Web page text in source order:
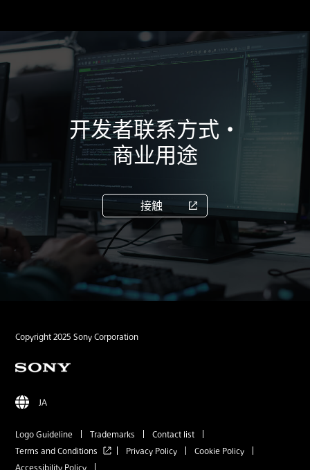
开发者联系方式・
商业用途
接触
Copyright 2025 Sony Corporation
JA
Logo Guideline Trademarks
Contact list
Terms and Conditions
Privacy Policy
Cookie Policy
Accessibility Policy